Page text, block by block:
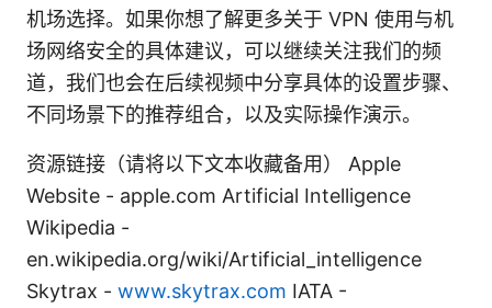
机场选择。如果你想了解更多关于 VPN 使用与机
场网络安全的具体建议，可以继续关注我们的频
道，我们也会在后续视频中分享具体的设置步骤、
不同场景下的推荐组合，以及实际操作演示。
资源链接（请将以下文本收藏备用） Apple
Website - apple.com Artificial Intelligence
Wikipedia -
en.wikipedia.org/wiki/Artificial_intelligence
Skytrax - www.skytrax.com IATA -